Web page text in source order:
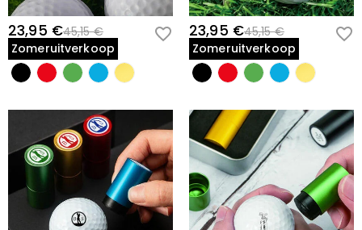
23,95 €45,15 €
Zomeruitverkoop
23,95 €45,15 €
Zomeruitverkoop